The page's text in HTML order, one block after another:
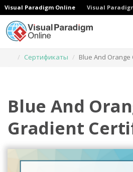
Visual Paradigm Online Visual
Сертификаты
Blue And
Blue And
Gradient